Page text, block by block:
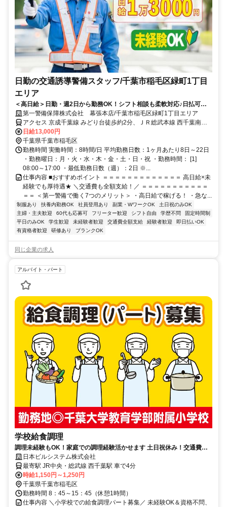
日勤の交通誘導警備スタッフ/千葉市稲毛区緑町1丁目
エリア
＜高日給＞日勤・週2日から勤務OK！シフト相談も柔軟対応♪日払可◎
未経験歓迎★
第一警備保障株式会社 幕張本店/千葉市稲毛区緑町1丁目エリア
アクセス 京成千葉線 みどり台徒歩約2分、ＪＲ総武本線 西千葉南口
徒歩約7分、京成千葉線 西登戸徒歩約12分 直行直帰OK＊交通費全額
支給＊
日給13,000円
千葉県千葉市稲毛区
勤務時間 実働時間：8時間/日 平均勤務日数：1ヶ月あたり8日～22日
・勤務曜日：月・火・水・木・金・土・日・祝 ・勤務時間： [1]
08:00～17:00 ・最低勤務日数（週）：2日 ※...
仕事内容 ■おすすめポイント ＝＝＝＝＝＝＝＝＝＝＝＝＝ 高日給×未
経験でも厚待遇★ ＼交通費も全額支給！／ ＝＝＝＝＝＝＝＝＝＝＝
＝＝ ＜第一警備で働く7つのメリット＞ ・高日給で稼げる！ ・急な...
制服あり 扶養内勤務OK 社員登用あり 副業・WワークOK
土日祝のみOK
主婦・主夫歓迎
60代も応募可 フリーター歓迎 シフト自由 学歴不問
固定時間制
平日のみOK
学生歓迎 未経験者歓迎 交通費全額支給 経験者歓迎
即日払いOK
有資格者歓迎
研修あり ブランクOK
同じ企業の求人
アルバイト・パート
学校給食調理
調理未経験もOK！家庭での調理経験活かせます 土日祝休み！交通費支
給！嬉しい昼食補助あり
日本ビルシステム株式会社
最寄駅 JR中央・総武線 西千葉駅 車で4分
時給1,150円～1,250円
千葉県千葉市稲毛区
勤務時間 8：45～15：45（休憩1時間）
仕事内容 ＼小学校での給食調理パート募集／ 未経験OK＆資格不問、